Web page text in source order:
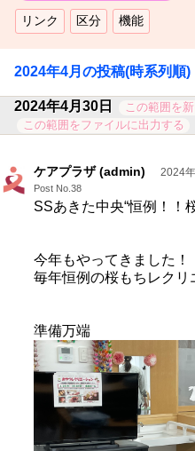
2024年4月 の投稿(時系列順)
2024年4月30日
この範囲を
この範囲をファイルに出力する
ケアプラザ (admin) 2024
Post No.38
SSあきた中央“恒例！！
今年もやってきました！
毎年恒例の桜もちレクリ
準備万端